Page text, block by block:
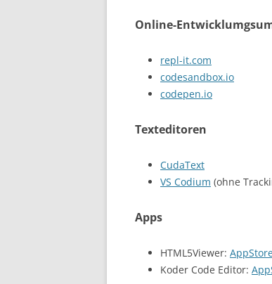
Online-
repl-it.com
codesandbox.io
codepen.io
Texteditoren
CudaText
VS Codium (ohne
Apps
HTML5Viewer:
Koder Code Editor: